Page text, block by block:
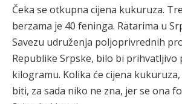
Čeka se otkupna cijena kukuruza.
berzama je 40 feninga. Ratarima u
Savezu udruženja poljoprivrednih
Republike Srpske, bilo bi prihvatljivo
kilogramu. Kolika će cijena
biti, za sada niko ne zna, jer se ona